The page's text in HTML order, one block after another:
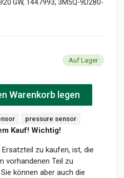
GW, 1447993, 3M5Q-9D280-
Auf Lager
Warenkorb legen
pressure sensor
Kauf! Wichtig!
zu kaufen, ist, die
vorhandenen Teil zu
können aber auch die